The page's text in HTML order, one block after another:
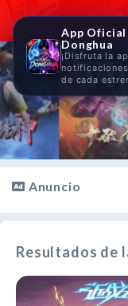
Anuncio
Resultados de
App Oficial
Donghua
¡Disfruta la
de cada